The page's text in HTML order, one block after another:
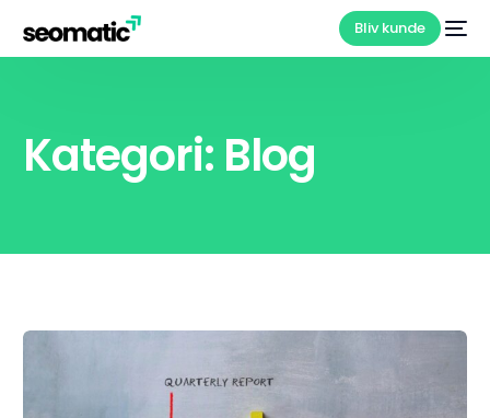
Bliv kunde
Kategori: Blog